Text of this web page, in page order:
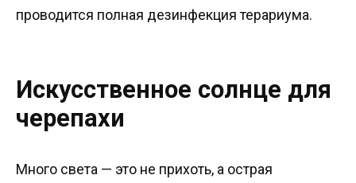
проводится полная дезинфекция терариума.
Искусственное солнце для
черепахи
Много света — это не прихоть, а острая